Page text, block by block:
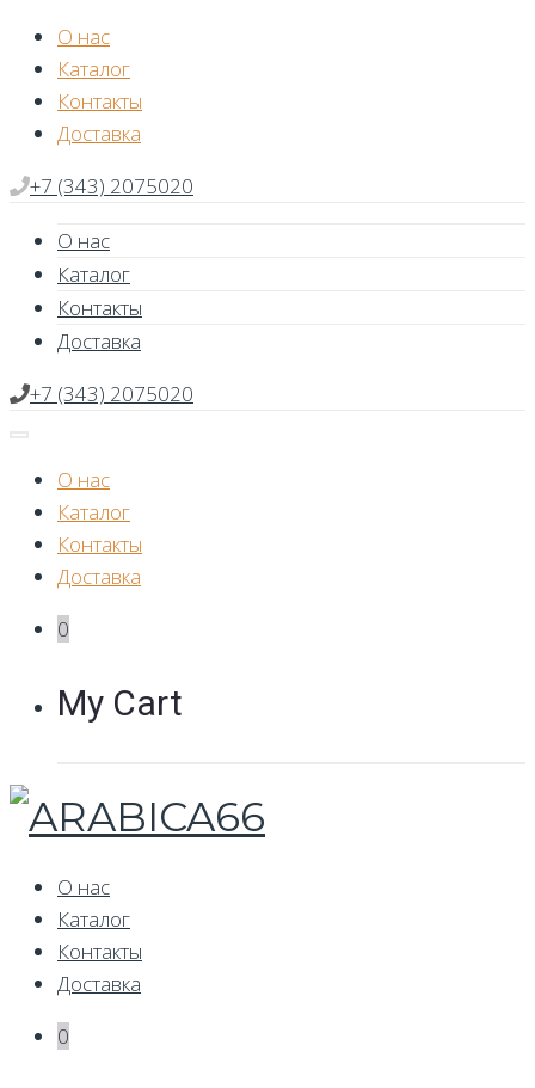
Skip
content
О нас
Каталог
Контакты
Доставка
+7 (343) 2075020
О нас
Каталог
Контакты
Доставка
+7 (343) 2075020
О нас
Каталог
Контакты
Доставка
0
My Cart
О нас
Каталог
Контакты
Доставка
0